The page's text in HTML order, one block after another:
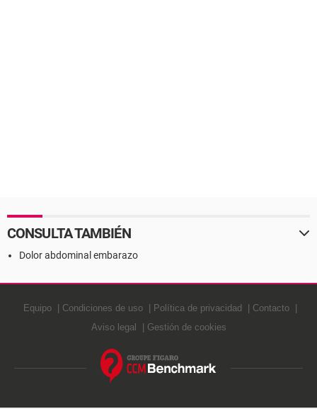
CONSULTA TAMBIÉN
Dolor abdominal embarazo
Equipo Condiciones de uso Política de privacidad
Contacto
Aviso legal
Gestión de cookies